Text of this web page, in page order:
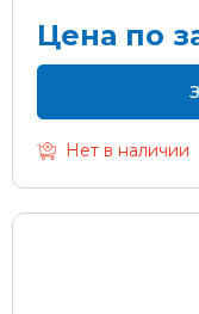
Цена по
Нет в наличии